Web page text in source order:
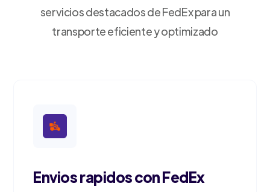
servicios destacados de FedEx para un
transporte eficiente y optimizado
Envios rapidos con FedEx